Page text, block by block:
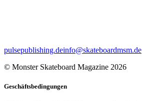
pulsepublishing.deinfo@skateboardmsm.de
© Monster Skateboard Magazine 2026
Geschäftsbedingungen